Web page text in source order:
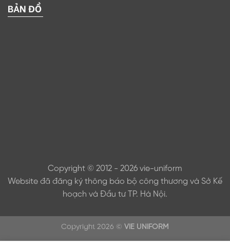
BẢN ĐỒ
Copyright © 2012 - 2026 vie-uniform
Website đã đăng ký thông báo bộ công thương và Sở Kế
hoạch và Đầu tư TP. Hà Nội.
Copyright 2026 © VIE UNIFORM